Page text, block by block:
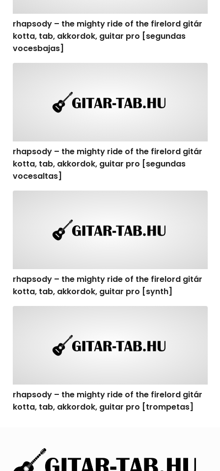
rhapsody – the mighty ride of the firelord gitár
kotta, tab, akkordok, guitar pro [segundas
vocesbajas]
rhapsody – the mighty ride of the firelord gitár
kotta, tab, akkordok, guitar pro [segundas
vocesaltas]
rhapsody – the mighty ride of the firelord gitár
kotta, tab, akkordok, guitar pro [synth]
rhapsody – the mighty ride of the firelord gitár
kotta, tab, akkordok, guitar pro [trompetas]